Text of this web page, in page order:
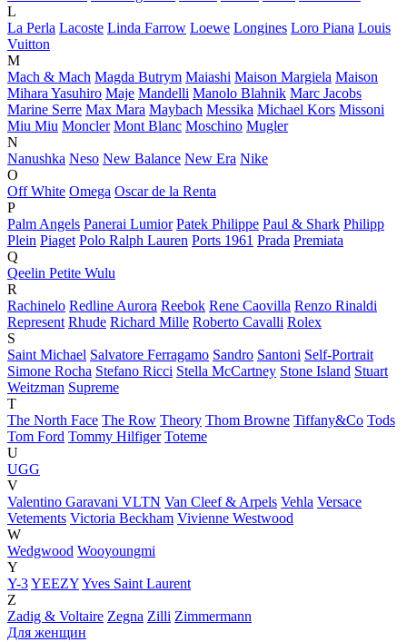
L
La Perla Lacoste Linda Farrow Loewe Longines Loro Piana Louis
Vuitton
M
Mach & Mach Magda Butrym Maiashi Maison Margiela Maison
Mihara Yasuhiro Maje Mandelli Manolo Blahnik Marc Jacobs
Marine Serre Max Mara Maybach Messika Michael Kors Missoni
Miu Miu Moncler Mont Blanc Moschino Mugler
N
Nanushka Neso New Balance New Era Nike
O
Off White Omega Oscar de la Renta
P
Palm Angels Panerai Lumior Patek Philippe Paul & Shark Philipp
Plein Piaget Polo Ralph Lauren Ports 1961 Prada Premiata
Q
Qeelin Petite Wulu
R
Rachinelo Redline Aurora Reebok Rene Caovilla Renzo Rinaldi
Represent Rhude Richard Mille Roberto Cavalli Rolex
S
Saint Michael Salvatore Ferragamo Sandro Santoni Self-Portrait
Simone Rocha Stefano Ricci Stella McCartney Stone Island Stuart
Weitzman Supreme
T
The North Face The Row Theory Thom Browne Tiffany&Co Tods
Tom Ford Tommy Hilfiger Toteme
U
UGG
V
Valentino Garavani VLTN Van Cleef & Arpels Vehla Versace
Vetements Victoria Beckham Vivienne Westwood
W
Wedgwood Wooyoungmi
Y
Y-3YEEZYYves Saint Laurent
Z
Zadig & Voltaire Zegna Zilli Zimmermann
Для женщин